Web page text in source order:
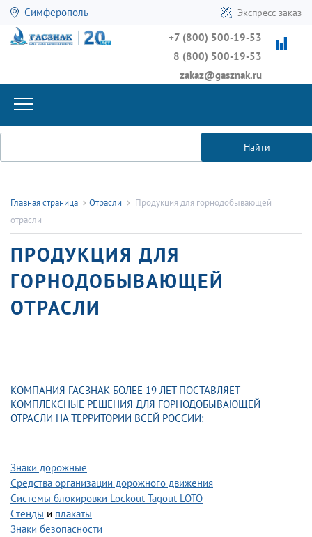
Симферополь Экспресс-заказ
+7 (800) 500-19-53
8 (800) 500-19-53
zakaz@gasznak.ru
Найти
Главная страница Отрасли
Продукция для горнодобывающей
отрасли
ПРОДУКЦИЯ ДЛЯ
ГОРНОДОБЫВАЮЩЕЙ
ОТРАСЛИ
КОМПАНИЯ ГАСЗНАК БОЛЕЕ 19 ЛЕТ ПОСТАВЛЯЕТ
КОМПЛЕКСНЫЕ РЕШЕНИЯ ДЛЯ ГОРНОДОБЫВАЮЩЕЙ
ОТРАСЛИ НА ТЕРРИТОРИИ ВСЕЙ РОССИИ:
Знаки дорожные
Средства организации дорожного движения
Системы блокировки Lockout Tagout LOTO
Стенды и плакаты
Знаки безопасности